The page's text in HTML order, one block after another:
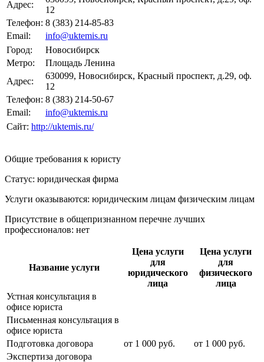
Адрес:
12
Телефон: 8 (383) 214-85-83
Email:
info@uktemis.ru
Город:
Новосибирск
Метро:
Площадь Ленина
Адрес:
630099, Новосибирск, Красный проспект, д.29, оф.
12
Телефон: 8 (383) 214-50-67
Email:
info@uktemis.ru
Сайт: http://uktemis.ru/
Общие требования к юристу
Статус: юридическая фирма
Услуги оказываются: юридическим лицам физическим лицам
Присутствие в общепризнанном перечне лучших
профессионалов: нет
Название услуги
Цена услуги
для
юридического
лица
Цена услуги
для
физического
лица
Устная консультация в
офисе юриста
Письменная консультация в
офисе юриста
Подготовка договора
от 1 000 руб. от 1 000 руб.
Экспертиза договора